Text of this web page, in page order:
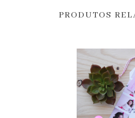
PRODUTOS